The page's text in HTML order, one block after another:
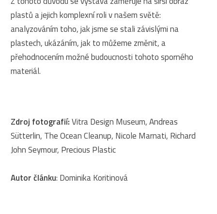
plastů a jejich komplexní roli v našem světě:
analyzováním toho, jak jsme se stali závislými na
plastech, ukázáním, jak to můžeme změnit, a
přehodnocením možné budoucnosti tohoto sporného
materiál.
Zdroj fotografií:Vitra Design Museum, Andreas
Sütterlin, The Ocean Cleanup, Nicole Marnati, Richard
John Seymour, Precious Plastic
Autor článku: Dominika Koritinová